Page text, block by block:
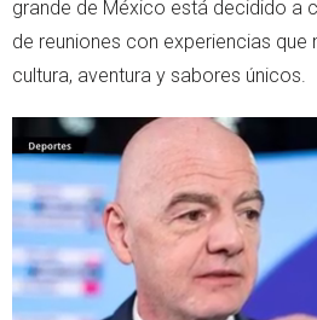
r
p
p
grande de México está decidido a
de reuniones con experiencias que
cultura, aventura y sabores únicos.